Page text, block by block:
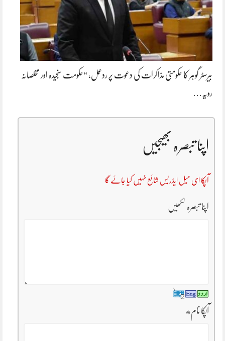
بیرسٹر گوہر کا حکومتی مذاکرات کی دعوت پر ردعمل، “حکومت سنجیدہ اور مخلصانہ
رویہ…
اپنا تبصرہ بھیجیں
آپکا ای میل ایڈریس شائع نہیں کیا جائے گا
اپنا تبصرہ لکھیں
آپکا نام*